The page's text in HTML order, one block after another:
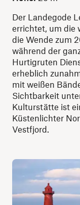
Der Landegode
errichtet, um die
die Wende zum
während der
Hurtigruten
erheblich
mit weißen
Sichtbarkeit
Kulturstätte ist
Küstenlichter
Vestfjord.